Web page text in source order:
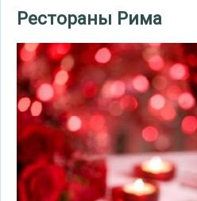
Рестораны Рима